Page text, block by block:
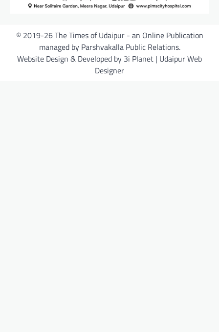
© 2019-26 The Times of Udaipur - an Online Publication
managed by Parshvakalla Public Relations.
Website Design & Developed by 3i Planet | Udaipur Web
Designer